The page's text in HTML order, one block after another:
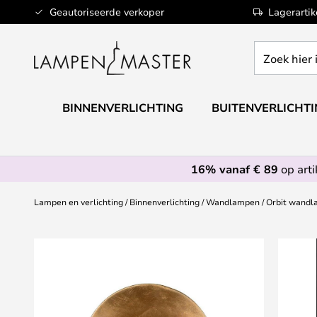
Geautoriseerde verkoper
Ga
naar
inhoud
hier
de
BINNENVERLICHTING
16% vanaf € 89 op
Lampen en verlichting Binnenverlichting Wandlampen Orbit